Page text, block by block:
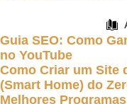
Guia SEO: Como
no YouTube
Como Criar um Site
(Smart Home) do
Melhores